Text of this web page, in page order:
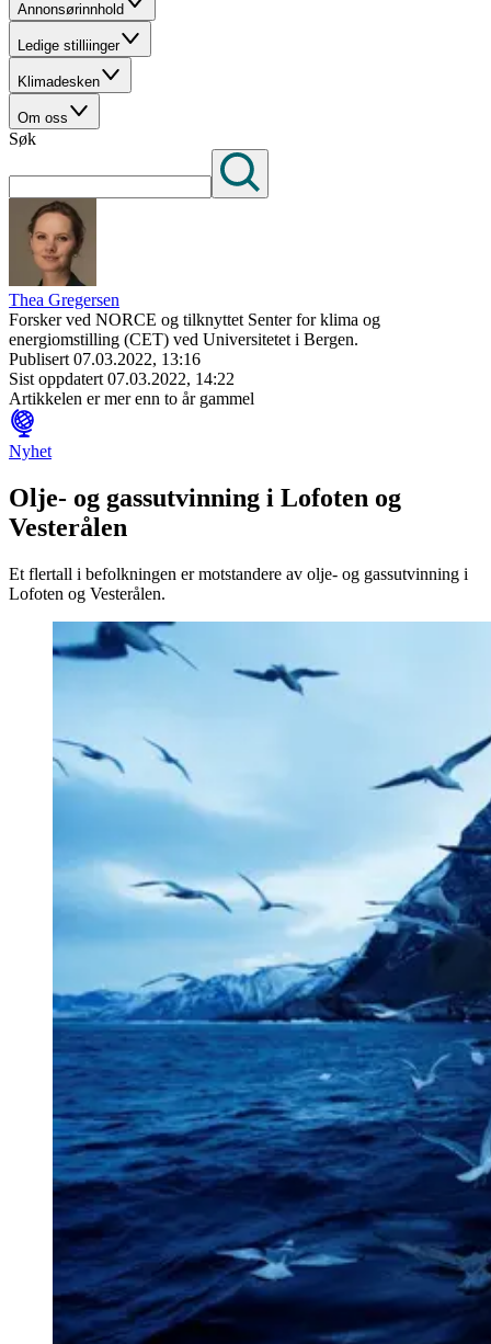
Annonsørinnhold
Ledige stilliinger
Klimadesken
Om oss
Søk
Thea Gregersen
Forsker ved NORCE og tilknyttet Senter for klima og
energiomstilling (CET) ved Universitetet i Bergen.
Publisert 07.03.2022, 13:16
Sist oppdatert 07.03.2022, 14:22
Artikkelen er mer enn to år gammel
Nyhet
Olje- og gassutvinning i Lofoten og
Vesterålen
Et flertall i befolkningen er motstandere av olje- og gassutvinning i
Lofoten og Vesterålen.